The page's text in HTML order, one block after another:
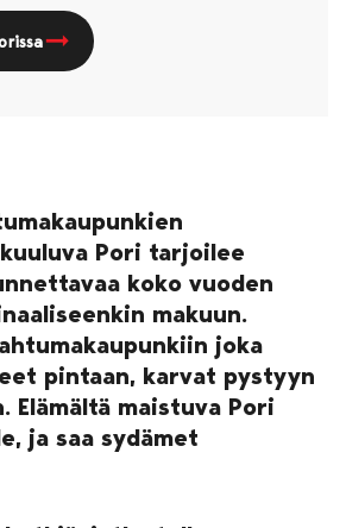
Pori tarjoilee
koko vuoden
makuun.
joka
pintaan, karvat pystyyn
Elämältä maistuva Pori
ja saa sydämet